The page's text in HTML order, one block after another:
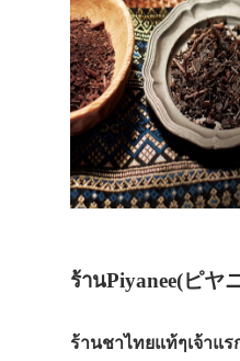
ร้านPiyanee(ピヤ
ร้านชาไทยแท้ๆเจ้าแ